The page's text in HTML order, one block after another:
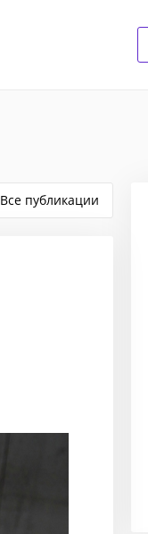
Все публикации